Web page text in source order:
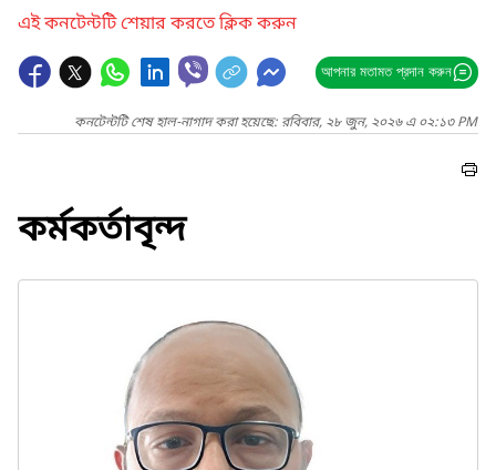
এই কনটেন্টটি শেয়ার করতে ক্লিক করুন
আপনার মতামত প্রদান করুন
কনটেন্টটি শেষ হাল-নাগাদ করা হয়েছে: রবিবার, ২৮ জুন, ২০২৬ এ ০২:১৩ PM
কর্মকর্তাবৃন্দ